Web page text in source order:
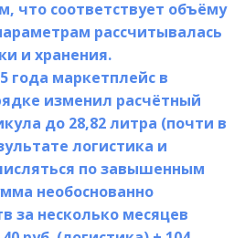
что соответствует объёму
рассчитывалась
и хранения.
года маркетплейс в
изменил расчётный
до 28,82 литра (почти в
логистика и
по завышенным
необоснованно
за несколько месяцев